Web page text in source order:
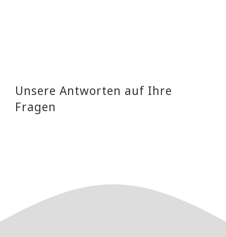
Unsere Antworten auf Ihre
Fragen